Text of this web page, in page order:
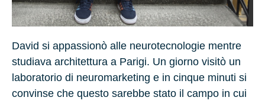
David si appassionò alle neurotecnologie mentre
studiava architettura a Parigi. Un giorno visitò un
laboratorio di neuromarketing e in cinque minuti si
convinse che questo sarebbe stato il campo in cui